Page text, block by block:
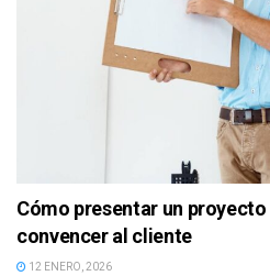
Cómo presentar un
convencer al cliente
12 ENERO, 2026